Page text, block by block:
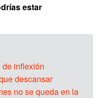
estar
inflexión
descansar
no se queda en la